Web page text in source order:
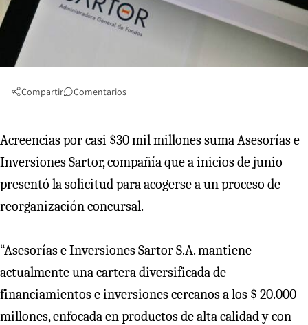
Compartir Comentarios
Acreencias por casi $30 mil millones suma Asesorías e
Inversiones Sartor, compañía que a inicios de junio
presentó la solicitud para acogerse a un proceso de
reorganización concursal.
“Asesorías e Inversiones Sartor S.A. mantiene
actualmente una cartera diversificada de
financiamientos e inversiones cercanos a los $ 20.000
millones, enfocada en productos de alta calidad y con